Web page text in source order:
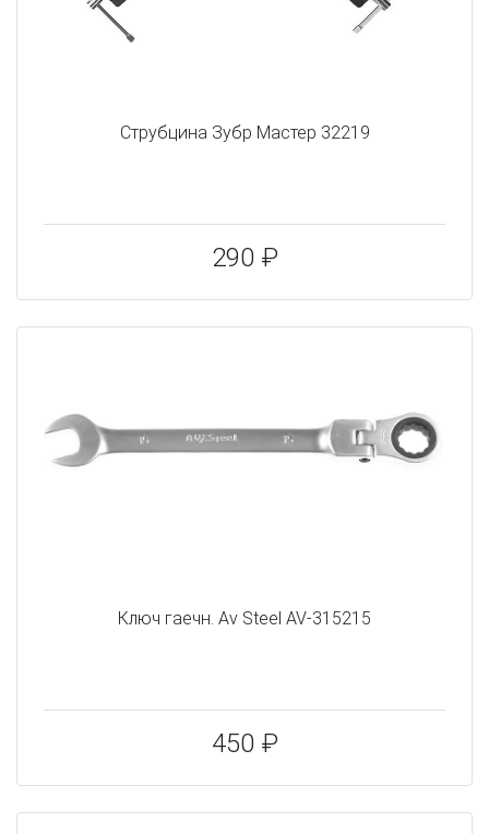
Струбцина Зубр Мастер 32219
290 ₽
Ключ гаечн. Av Steel AV-315215
450 ₽